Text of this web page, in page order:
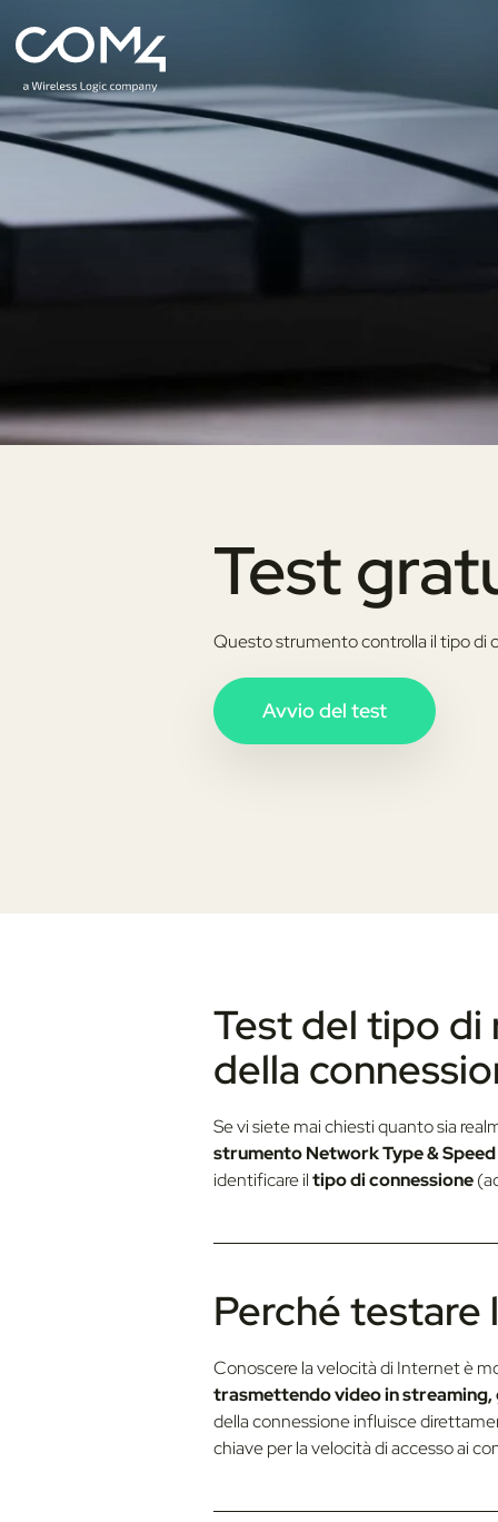
Test
Questo strumento controlla il tipo di
Avvio del test
Test del tipo di
della
Se vi siete mai chiesti quanto sia
strumento Network Type & Speed
identificare iltipo di connessione
Perché testare
Conoscere la velocità di Internet è
trasmettendo video in streaming,
della connessione influisce
chiave per la velocità di accesso ai